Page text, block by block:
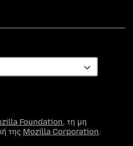
Foundation, τη μη
της Mozilla Corporation.